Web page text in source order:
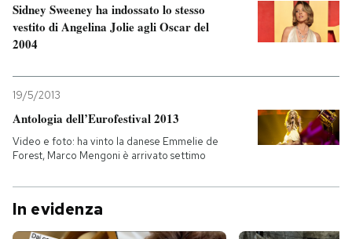
Sidney Sweeney ha indossato lo stesso
vestito di Angelina Jolie agli Oscar del
2004
19/5/2013
Antologia dell’Eurofestival 2013
Video e foto: ha vinto la danese Emmelie de
Forest, Marco Mengoni è arrivato settimo
In evidenza